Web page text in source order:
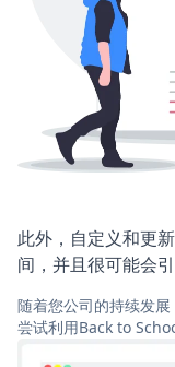
此外，自定义和更
间，并且很可能会
随着您公司的持续发
尝试利用Back to